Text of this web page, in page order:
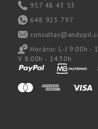
957 48 43 53
648 923 797
Horário: L-J 9:00h -
V 8:00h - 14:30h